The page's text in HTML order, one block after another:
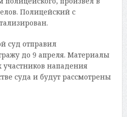
Полицейский с
суд отправил
до 9 апреля. Материалы
нападения
суда и будут рассмотрены